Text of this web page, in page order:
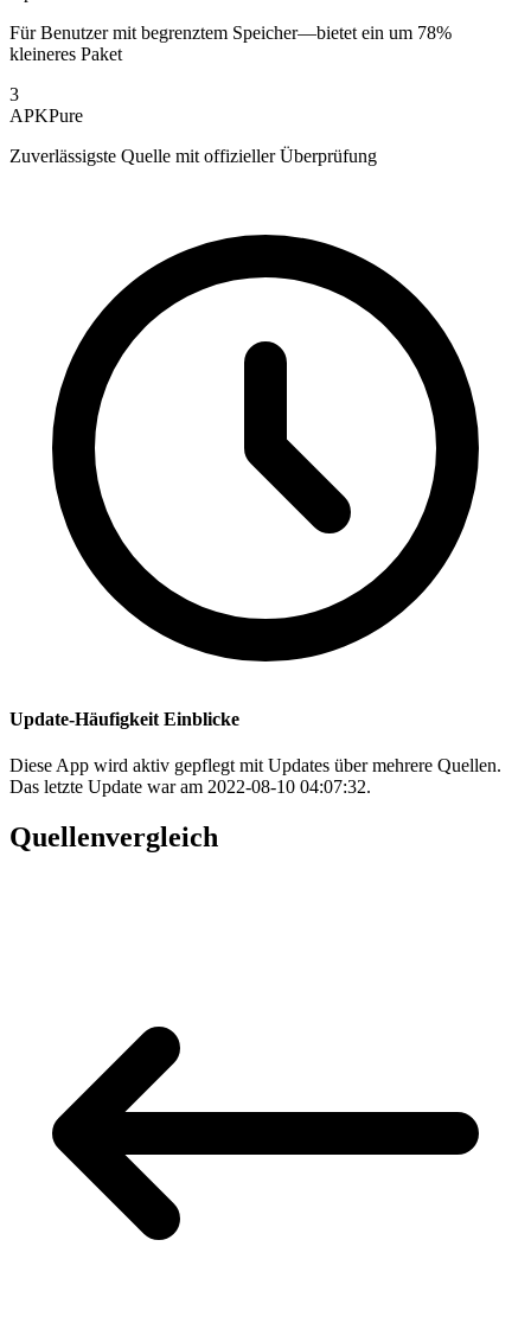
Für Benutzer mit begrenztem Speicher—bietet ein um 78%
kleineres Paket
3
APKPure
Zuverlässigste Quelle mit offizieller Überprüfung
Update-Häufigkeit Einblicke
Diese App wird aktiv gepflegt mit Updates über mehrere Quellen.
Das letzte Update war am 2022-08-10 04:07:32.
Quellenvergleich